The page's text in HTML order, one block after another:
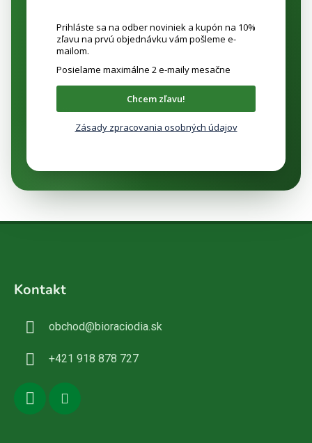
Prihláste sa na odber noviniek a kupón na 10%
zľavu na prvú objednávku vám pošleme e-
mailom.
Posielame maximálne 2 e-maily mesačne
Chcem zľavu!
Zásady zpracovania osobných údajov
Kontakt
obchod@bioraciodia.sk
+421 918 878 727